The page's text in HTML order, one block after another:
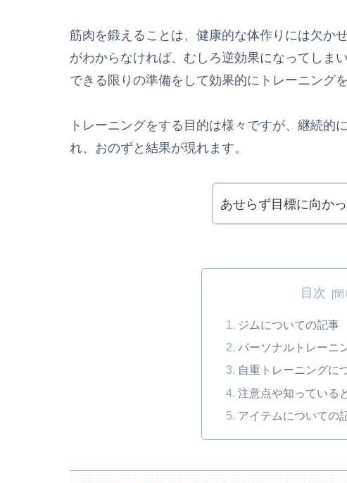
筋肉を鍛えることは、健康的な体作りには欠か
がわからなければ、むしろ逆効果になってしま
できる限りの準備をして効果的にトレーニング
トレーニングをする目的は様々ですが、継続的
れ、おのずと結果が現れます。
あせらず目標に向か
目次
ジムについての記事
パーソナルトレーニ
自重トレーニングに
注意点や知っている
アイテムについての